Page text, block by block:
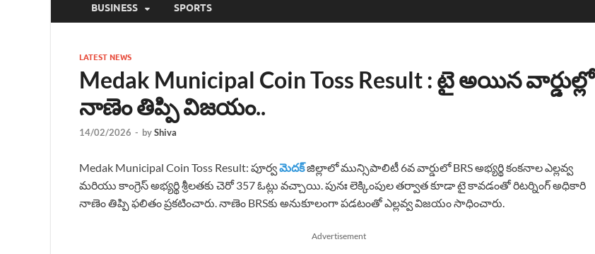
BUSINESS SPORTS
LATEST NEWS
Medak Municipal Coin Toss Result : టై అయిన వార్డుల్లో
నాణెం తిప్పి విజయం..
14/02/2026 - byShiva
Medak Municipal Coin Toss Result: పూర్వమెదక్జిల్లాలో మున్సిపాలిటీ 6వ వార్డులో BRS అభ్యర్థి కంకనాల ఎల్లవ్వ
మరియు కాంగ్రెస్ అభ్యర్థి శ్రీలతకు చెరో 357 ఓట్లు వచ్చాయి. పునః లెక్కింపుల తర్వాత కూడా టై కావడంతో రిటర్నింగ్ అధికారి
నాణెం తిప్పి ఫలితం ప్రకటించారు. నాణెం BRSకు అనుకూలంగా పడటంతో ఎల్లవ్వ విజయం సాధించారు.
Advertisement